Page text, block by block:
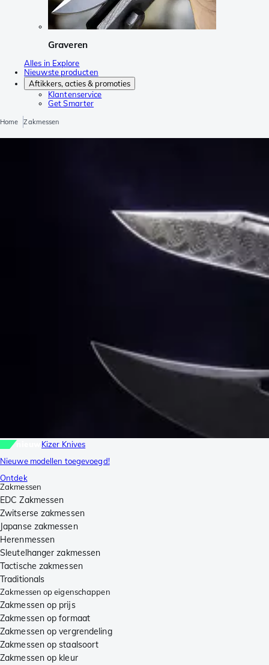
Graveren
Alles in Explore
Nieuwste producten
Aftikkers, acties & promoties
Klantenservice
Get Smarter
Home Zakmessen
Kizer Knives
Nieuwe modellen toegevoegd!
Ontdek
Zakmessen
EDC Zakmessen
Zwitserse zakmessen
Japanse zakmessen
Herenmessen
Sleutelhanger zakmessen
Tactische zakmessen
Traditionals
Zakmessen op eigenschappen
Zakmessen op prijs
Zakmessen op formaat
Zakmessen op vergrendeling
Zakmessen op staalsoort
Zakmessen op kleur